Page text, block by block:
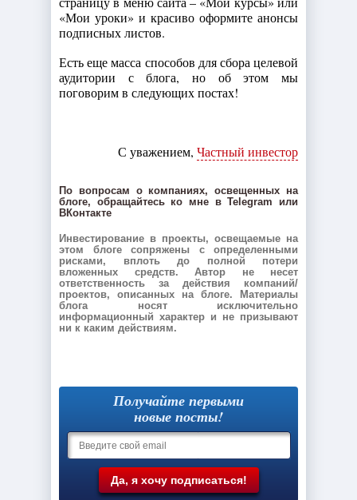
«Мои уроки» и красиво оформите анонсы
подписных листов.
Есть еще масса способов для сбора целевой
аудитории с блога, но об этом мы
поговорим в следующих постах!
С уважением, Частный инвестор
По вопросам о компаниях, освещенных на
блоге, обращайтесь ко мне в Telegram или
ВКонтакте
Инвестирование в проекты, освещаемые на
этом блоге сопряжены с определенными
рисками, вплоть до полной потери
вложенных средств. Автор не несет
ответственность за действия компаний/
проектов, описанных на блоге. Материалы
блога носят исключительно
информационный характер и не призывают
ни к каким действиям.
Получайте первыми
новые посты!